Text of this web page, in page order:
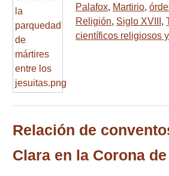
Palafox, Martirio,
Religión, Siglo XVIII ,
científicos religiosos
Relación de
Clara en la Corona